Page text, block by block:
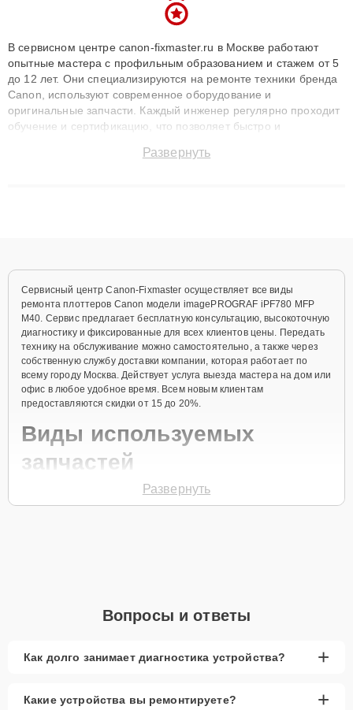
В сервисном центре canon-fixmaster.ru в Москве работают
опытные мастера с профильным образованием и стажем от 5
до 12 лет. Они специализируются на ремонте техники бренда
Canon, используют современное оборудование и
оригинальные запчасти. Каждый инженер регулярно проходит
обучение и сертификацию, что позволяет быстро и
сохранением гарантии до 3 лет. Наши мастера решают
Развернуть
Сервисный центр Canon-Fixmaster осуществляет все виды
ремонта плоттеров Canon модели imagePROGRAF iPF780 MFP
M40. Сервис предлагает бесплатную консультацию, высокоточную
диагностику и фиксированные для всех клиентов цены. Передать
технику на обслуживание можно самостоятельно, а также через
собственную службу доставки компании, которая работает по
всему городу Москва. Действует услуга выезда мастера на дом или
офис в любое удобное время. Всем новым клиентам
предоставляются скидки от 15 до 20%.
Виды используемых
запчастей
Для ремонта плоттера модели imagePROGRAF iPF780 MFP M40
активное использование устройства дольше
рассмотреть вариант с использованием
Развернуть
Вопросы и ответы
Как долго занимает диагностика устройства? +
Какие устройства вы ремонтируете? +